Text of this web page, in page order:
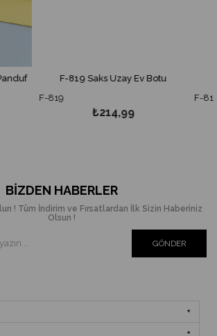
F-819 Saks Uzay Ev Botu
F-819 Sarı
BIZDEN HABERLER
! Tüm İndirim ve Fırsatlardan İlk Sizin Haberiniz
Olsun !
GÖNDER